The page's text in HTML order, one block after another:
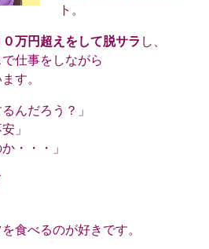
ト。
万円超えをして脱サラ し、
仕事をしながら
す。
んだろう？」
」
・・・」
食べるのが好きです。